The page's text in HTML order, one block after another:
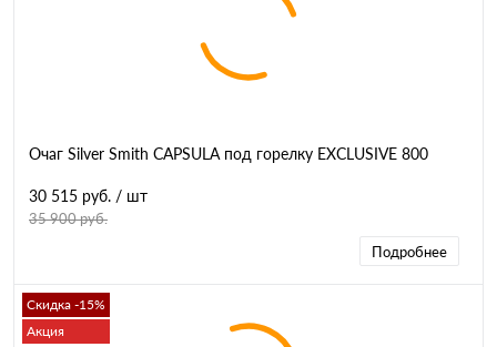
Очаг Silver Smith CAPSULA под горелку EXCLUSIVE 800
30 515 руб. / шт
35 900 руб.
Подробнее
Скидка -15%
Акция